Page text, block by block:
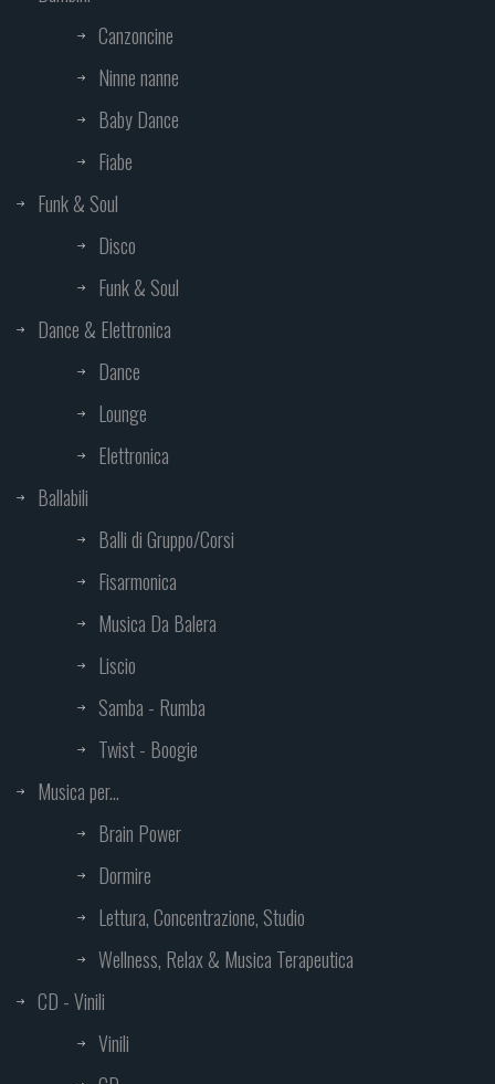
Canzoncine
Ninne nanne
Baby Dance
Fiabe
Funk & Soul
Disco
Funk & Soul
Dance & Elettronica
Dance
Lounge
Elettronica
Ballabili
Balli di Gruppo/Corsi
Fisarmonica
Musica Da Balera
Liscio
Samba - Rumba
Twist - Boogie
Musica per...
Brain Power
Dormire
Lettura, Concentrazione, Studio
Wellness, Relax & Musica Terapeutica
CD - Vinili
Vinili